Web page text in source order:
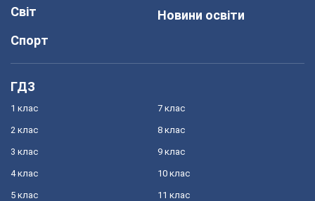
Світ
Спорт
Новини освіти
ГДЗ
1 клас
2 клас
3 клас
4 клас
5 клас
7 клас
8 клас
9 клас
10 клас
11 клас